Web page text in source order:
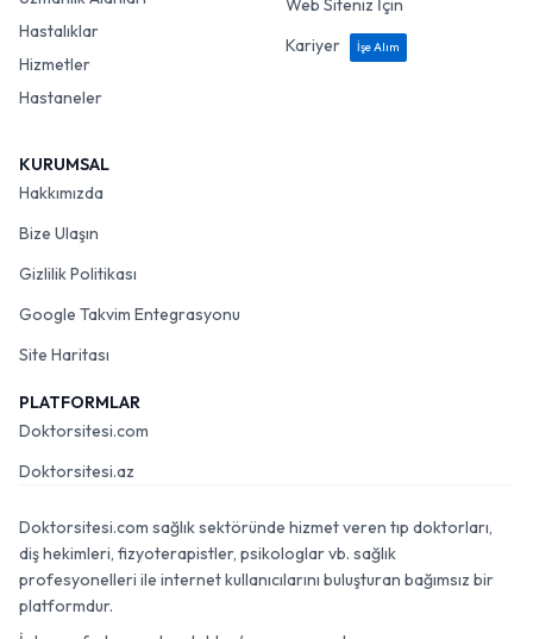
Hastalıklar
Hizmetler
Hastaneler
Web Siteniz İçin
Kariyer
İşe Alım
KURUMSAL
Hakkımızda
Bize Ulaşın
Gizlilik Politikası
Google Takvim Entegrasyonu
Site Haritası
PLATFORMLAR
Doktorsitesi.com
Doktorsitesi.az
Doktorsitesi.com sağlık sektöründe hizmet veren tıp doktorları,
diş hekimleri, fizyoterapistler, psikologlar vb. sağlık
profesyonelleri ile internet kullanıcılarını buluşturan bağımsız bir
platformdur.